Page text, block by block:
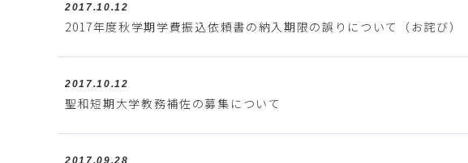
2017.10.12
2017年度秋学期学費振込依頼書の納入期限の誤りについて（お詫び）
2017.10.12
聖和短期大学教務補佐の募集について
2017.09.28